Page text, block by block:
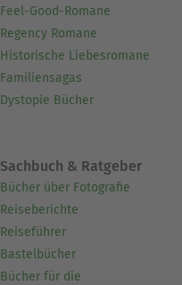
Feel-Good-Romane
Regency Romane
Historische Liebesromane
Familiensagas
Dystopie Bücher
Sachbuch & Ratgeber
Bücher über Fotografie
Reiseberichte
Reiseführer
Bastelbücher
Bücher für die